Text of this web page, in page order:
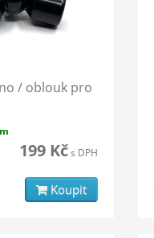
/ oblouk pro
199 Kčs DPH
Koupit